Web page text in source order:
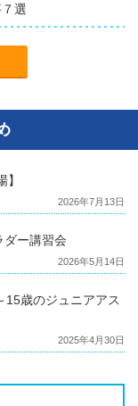
選
2026年7月13日
ダー講習会
2026年5月14日
15歳のジュニアアス
2025年4月30日